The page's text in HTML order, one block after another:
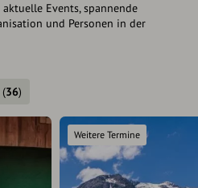
Events, spannende
und Personen in der
(36)
Weitere Termine